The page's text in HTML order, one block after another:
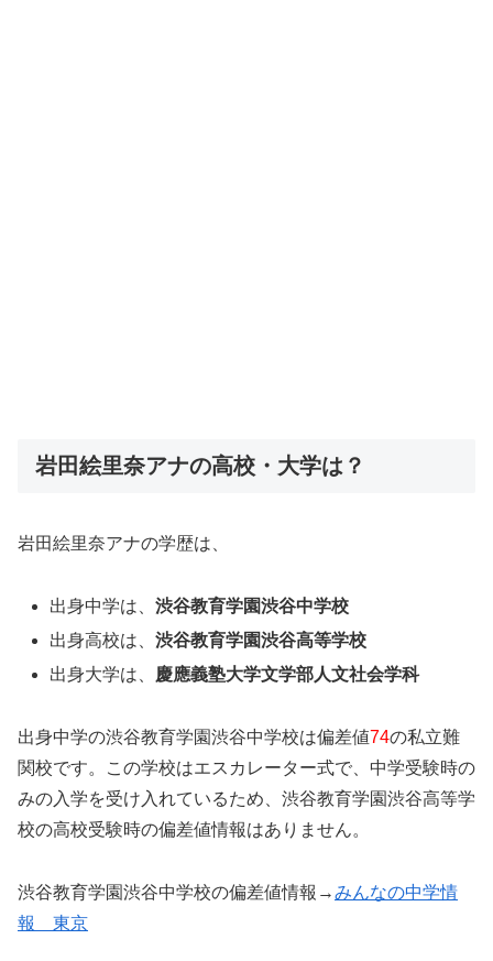
岩田絵里奈アナの高校・大学は？
岩田絵里奈アナの学歴は、
出身中学は、渋谷教育学園渋谷中学校
出身高校は、渋谷教育学園渋谷高等学校
出身大学は、
慶應義塾大学文学部人文社会学科
出身中学の渋谷教育学園渋谷中学校は偏差値74の私立難
関校です。この学校はエスカレーター式で、中学受験時の
みの入学を受け入れているため、渋谷教育学園渋谷高等学
校の高校受験時の偏差値情報はありません。
渋谷教育学園渋谷中学校の偏差値情報→みんなの中学情
報 東京